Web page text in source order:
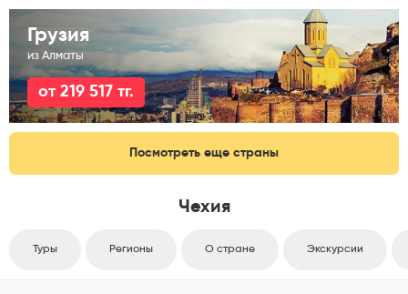
Грузия
из Алматы
от 219 517 тг.
Посмотреть еще страны
Чехия
Туры Регионы О стране Экскурсии